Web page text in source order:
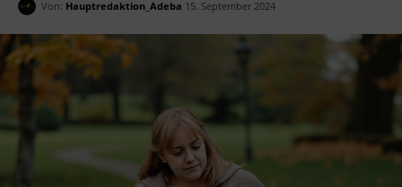
Von: Hauptredaktion_Adeba 15. September 2024